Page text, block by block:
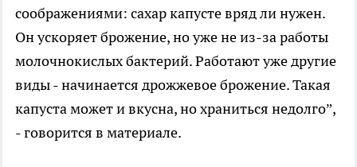
соображениями: сахар капусте вряд ли нужен.
Он ускоряет брожение, но уже не из-за работы
молочнокислых бактерий. Работают уже другие
виды - начинается дрожжевое брожение. Такая
капуста может и вкусна, но храниться недолго”,
- говорится в материале.